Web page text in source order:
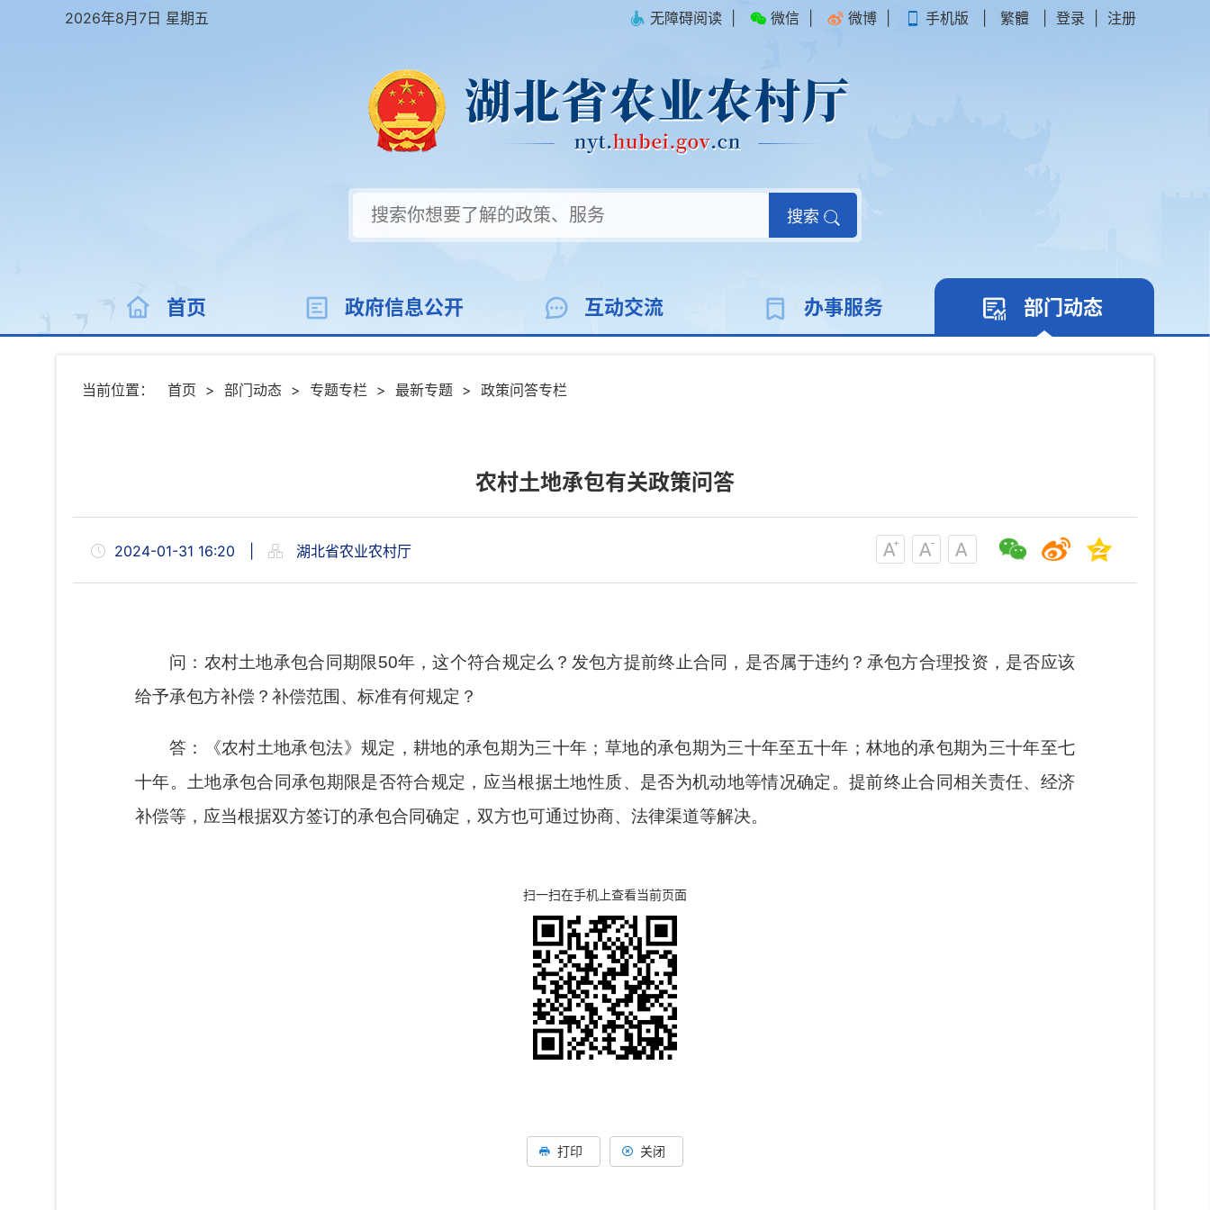
2026年8月7日 星期五 无障碍阅读 微信 微博 手机版 繁體 登录 注册
搜索
首页 政府信息公开 互动交流 办事服务 部门动态
当前位置： 首页 > 部门动态 > 专题专栏 > 最新专题 > 政策问答专栏
农村土地承包有关政策问答
2024-01-31 16:20 湖北省农业农村厅
问：农村土地承包合同期限50年，这个符合规定么？发包方提前终止合同，是否属于违约？承包方合理投资，是否应该
给予承包方补偿？补偿范围、标准有何规定？
答：《农村土地承包法》规定，耕地的承包期为三十年；草地的承包期为三十年至五十年；林地的承包期为三十年至七
十年。土地承包合同承包期限是否符合规定，应当根据土地性质、是否为机动地等情况确定。提前终止合同相关责任、经济
补偿等，应当根据双方签订的承包合同确定，双方也可通过协商、法律渠道等解决。
扫一扫在手机上查看当前页面
打印 关闭